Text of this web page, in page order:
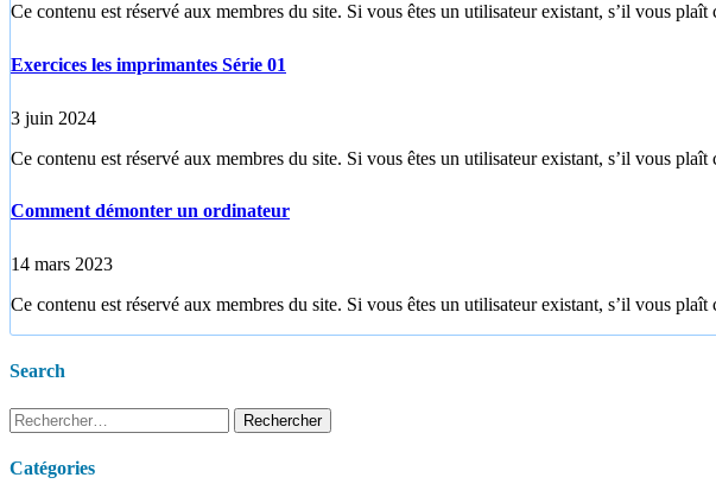
Ce contenu est réservé aux membres du site. Si vous êtes un utilisateur existant, s’il vous
Exercices les imprimantes Série 01
3 juin 2024
Ce contenu est réservé aux membres du site. Si vous êtes un utilisateur existant, s’il vous
Comment démonter un ordinateur
14 mars 2023
Ce contenu est réservé aux membres du site. Si vous êtes un utilisateur existant, s’il vous
Search
Rechercher :
Catégories